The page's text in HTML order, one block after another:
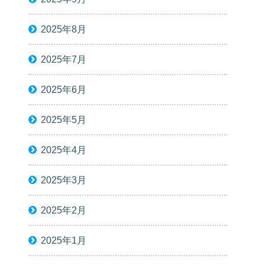
2025年8月
2025年7月
2025年6月
2025年5月
2025年4月
2025年3月
2025年2月
2025年1月